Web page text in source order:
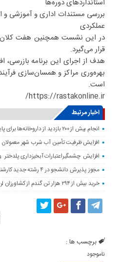
استانداردهای دوره‌ها
بررسی مستندات اداری و آموزشی و
عملکردی
در این نشست همچنین هفت
قرار می‌گیرد.
هدف از اجرای این برنامه بازرسی،
بهره‌وری مراکز و همسان‌سازی
است.
https://rastakonline.ir/
اخبار مرتبط
انجام بیش از ۲۰۰ بازدید از داروخانه‌ها برای پایش وضعیت دارویی لرستان
افزایش ظرفیت تأمین آب شرب شهر معمولان
افزایش چشمگیراعتبارات آبخیزداری پلدختر
مجوز پذیرش دانشجو در ۴ رشته جدید کارشناسی‌ارشد دانشگاه لرستان صادر شد
خرید بیش از ۲۹۴ هزار تن گندم از کشاورزان لرستان
برچسب ها :
ناموجود